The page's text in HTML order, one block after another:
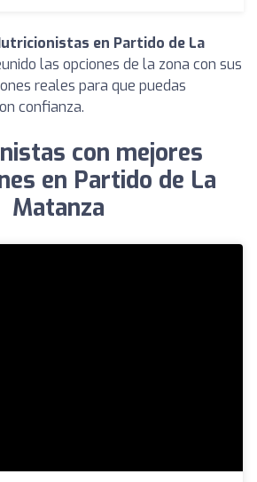
en Partido de La
las opciones de la zona con sus
reales para que puedas
confianza.
con mejores
en Partido de La
Matanza